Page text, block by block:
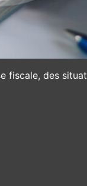
fiscale, des